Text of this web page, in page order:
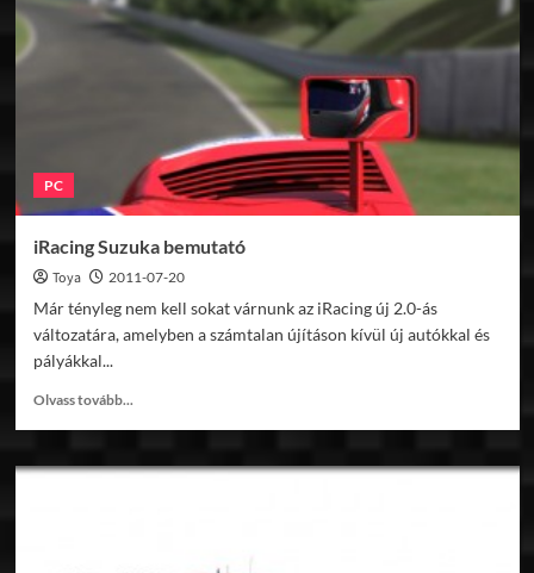
PC
iRacing Suzuka bemutató
Toya 2011-07-20
Már tényleg nem kell sokat várnunk az iRacing új 2.0-ás
változatára, amelyben a számtalan újításon kívül új autókkal és
pályákkal...
Olvass tovább...
iRacing